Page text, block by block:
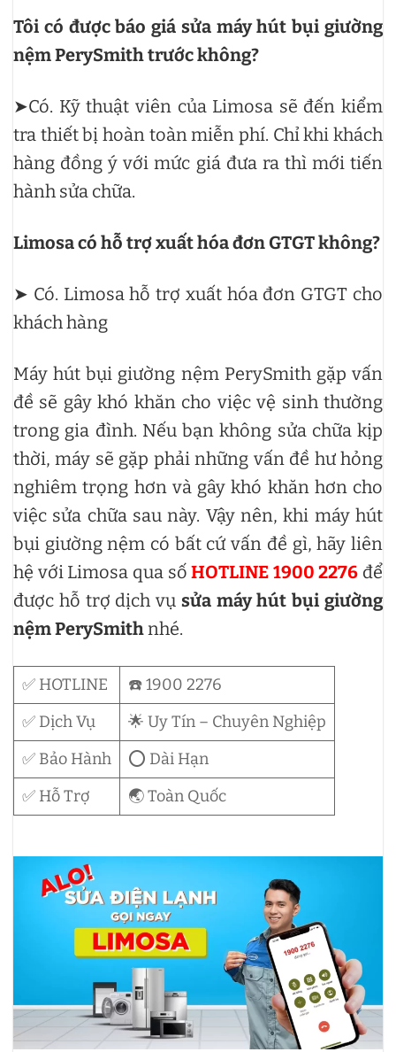
Tôi có được báo giá sửa máy hút bụi giường
nệm PerySmith trước không?
➤Có. Kỹ thuật viên của Limosa sẽ đến kiểm
tra thiết bị hoàn toàn miễn phí. Chỉ khi khách
hàng đồng ý với mức giá đưa ra thì mới tiến
hành sửa chữa.
Limosa có hỗ trợ xuất hóa đơn GTGT không?
➤ Có. Limosa hỗ trợ xuất hóa đơn GTGT cho
khách hàng
Máy hút bụi giường nệm PerySmith gặp vấn
đề sẽ gây khó khăn cho việc vệ sinh thường
trong gia đình. Nếu bạn không sửa chữa kịp
thời, máy sẽ gặp phải những vấn đề hư hỏng
nghiêm trọng hơn và gây khó khăn hơn cho
việc sửa chữa sau này. Vậy nên, khi máy hút
bụi giường nệm có bất cứ vấn đề gì, hãy liên
hệ với Limosa qua sốHOTLINE 1900 2276 để
được hỗ trợ dịch vụ sửa máy hút bụi giường
nệm PerySmithnhé.
✅ HOTLINE
☎️ 1900 2276
✅ Dịch Vụ
🌟 Uy Tín – Chuyên Nghiệp
✅ Bảo Hành
⭕ Dài Hạn
✅ Hỗ Trợ
🌏 Toàn Quốc